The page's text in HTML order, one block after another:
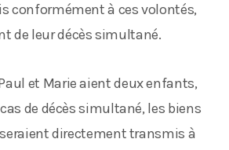
conformément à ces volontés,
de leur décès simultané.
et Marie aient deux enfants,
de décès simultané, les biens
directement transmis à